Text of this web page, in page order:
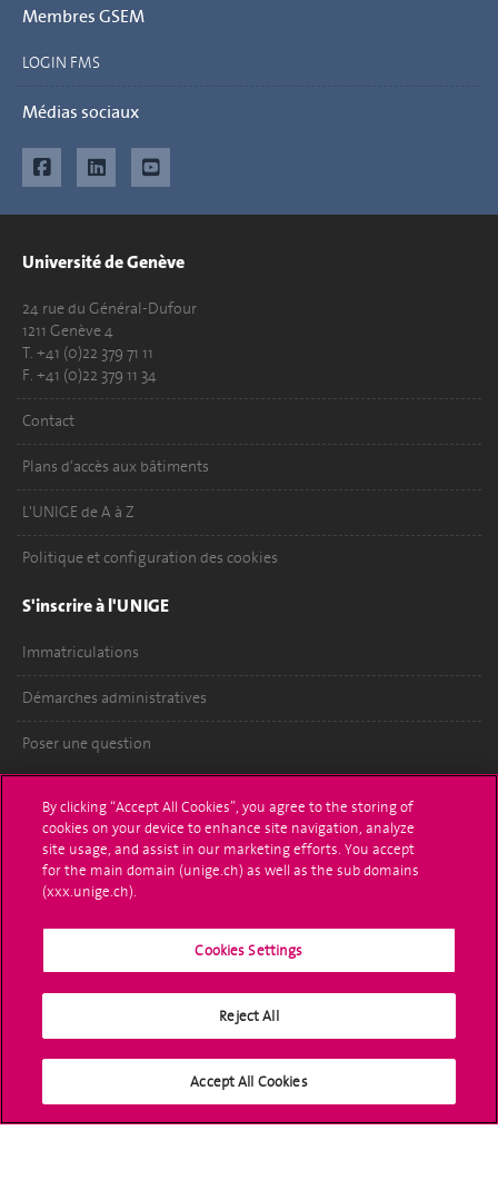
Membres GSEM
LOGIN FMS
Médias sociaux
Université de Genève
24 rue du Général-Dufour
1211 Genève 4
T. +41 (0)22 379 71 11
F. +41 (0)22 379 11 34
Contact
Plans d'accès aux bâtiments
L'UNIGE de A à Z
Politique et configuration des cookies
S'inscrire à l'UNIGE
Immatriculations
Démarches administratives
Poser une question
UNIGE Mobile
Médias
Offres d'emploi
Bibliothèque
Médias sociaux UNIGE
By clicking “Accept All Cookies”, you agree to the storing of
cookies on your device to enhance site navigation, analyze
site usage, and assist in our marketing efforts. You accept
for the main domain (unige.ch) as well as the sub domains
(xxx.unige.ch).
Cookies Settings
Reject All
Accept All Cookies